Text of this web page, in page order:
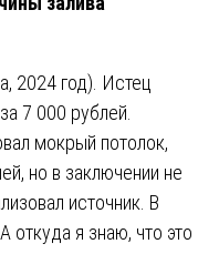
2024 год). Истец
7 000 рублей.
мокрый потолок,
но в заключении не
источник. В
откуда я знаю, что это